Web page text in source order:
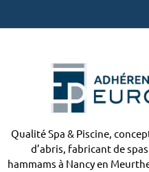
Qualité Spa & Piscine,
d’abris, fabricant de
hammams à Nancy en